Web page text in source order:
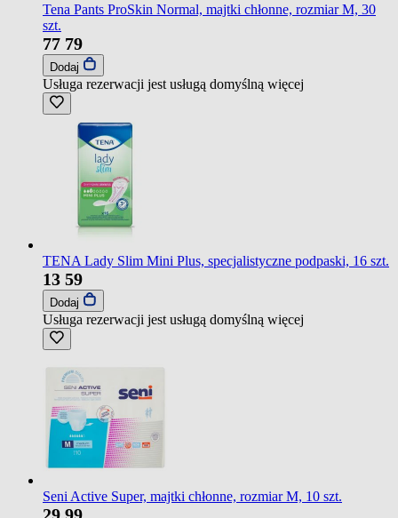
Tena Pants ProSkin Normal, majtki chłonne, rozmiar M, 30
szt.
77 79
Dodaj
Usługa rezerwacji jest usługą domyślną więcej
TENA Lady Slim Mini Plus, specjalistyczne podpaski, 16 szt.
13 59
Dodaj
Usługa rezerwacji jest usługą domyślną więcej
Seni Active Super, majtki chłonne, rozmiar M, 10 szt.